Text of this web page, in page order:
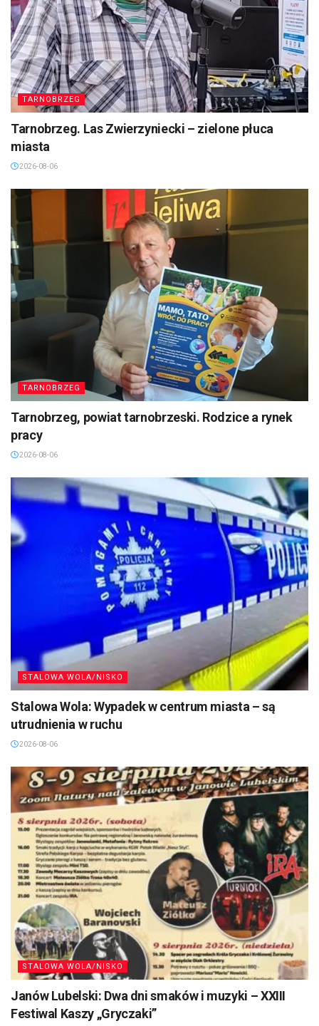
TARNOBRZEG
Tarnobrzeg. Las Zwierzyniecki – zielone płuca
miasta
2026-08-06
TARNOBRZEG
Tarnobrzeg, powiat tarnobrzeski. Rodzice a rynek
pracy
2026-08-06
STALOWA WOLA/NISKO
Stalowa Wola: Wypadek w centrum miasta – są
utrudnienia w ruchu
2026-08-06
STALOWA WOLA/NISKO
Janów Lubelski: Dwa dni smaków i muzyki – XXIII
Festiwal Kaszy „Gryczaki”